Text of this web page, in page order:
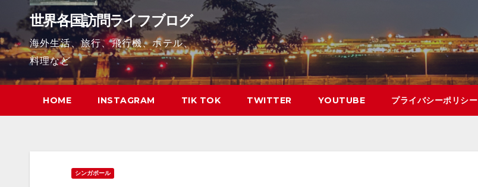
世界各国訪問ライフブログ
海外生活、旅行、飛行機、ホテル、
料理など
HOME INSTAGRAM TIK TOK TWITTER YOUTUBE プライバシーポリシー
シンガポール